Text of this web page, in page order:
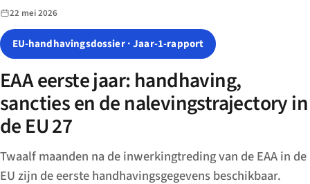
22 mei 2026
EU-handhavingsdossier · Jaar-1-rapport
EAA eerste jaar: handhaving,
sancties en de nalevingstrajectory in
de EU 27
Twaalf maanden na de inwerkingtreding van de EAA in de
EU zijn de eerste handhavingsgegevens beschikbaar.